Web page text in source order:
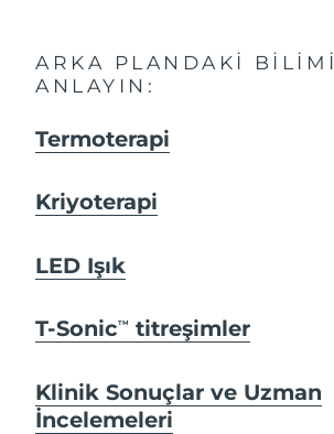
ARKA PLANDAKI BILIMI
ANLAYIN:
Termoterapi
Kriyoterapi
LED Işık
T-SonicTM titreşimler
Klinik Sonuçlar ve Uzman
İncelemeleri